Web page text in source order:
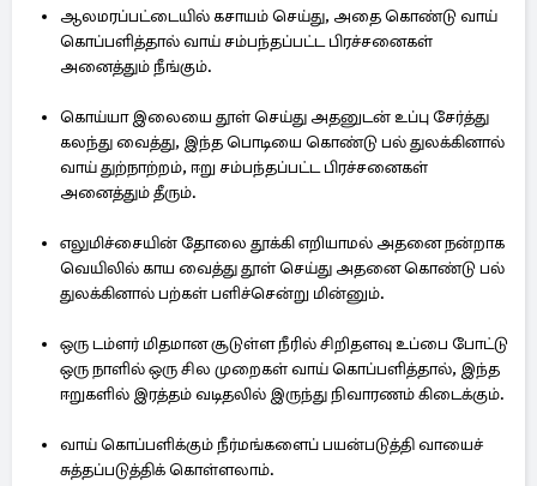
ஆலமரப்பட்டையில் கசாயம் செய்து, அதை கொண்டு வாய்
கொப்பளித்தால் வாய் சம்பந்தப்பட்ட பிரச்சனைகள்
அனைத்தும் நீங்கும்.
கொய்யா இலையை தூள் செய்து அதனுடன் உப்பு சேர்த்து
கலந்து வைத்து, இந்த பொடியை கொண்டு பல் துலக்கினால்
வாய் துற்நாற்றம், ஈறு சம்பந்தப்பட்ட பிரச்சனைகள்
அனைத்தும் தீரும்.
எலுமிச்சையின் தோலை தூக்கி எறியாமல் அதனை நன்றாக
வெயிலில் காய வைத்து தூள் செய்து அதனை கொண்டு பல்
துலக்கினால் பற்கள் பளிச்சென்று மின்னும்.
ஒரு டம்ளர் மிதமான சூடுள்ள நீரில் சிறிதளவு உப்பை போட்டு
ஒரு நாளில் ஒரு சில முறைகள் வாய் கொப்பளித்தால், இந்த
ஈறுகளில் இரத்தம் வடிதலில் இருந்து நிவாரணம் கிடைக்கும்.
வாய் கொப்பளிக்கும் நீர்மங்களைப் பயன்படுத்தி வாயைச்
சுத்தப்படுத்திக் கொள்ளலாம்.